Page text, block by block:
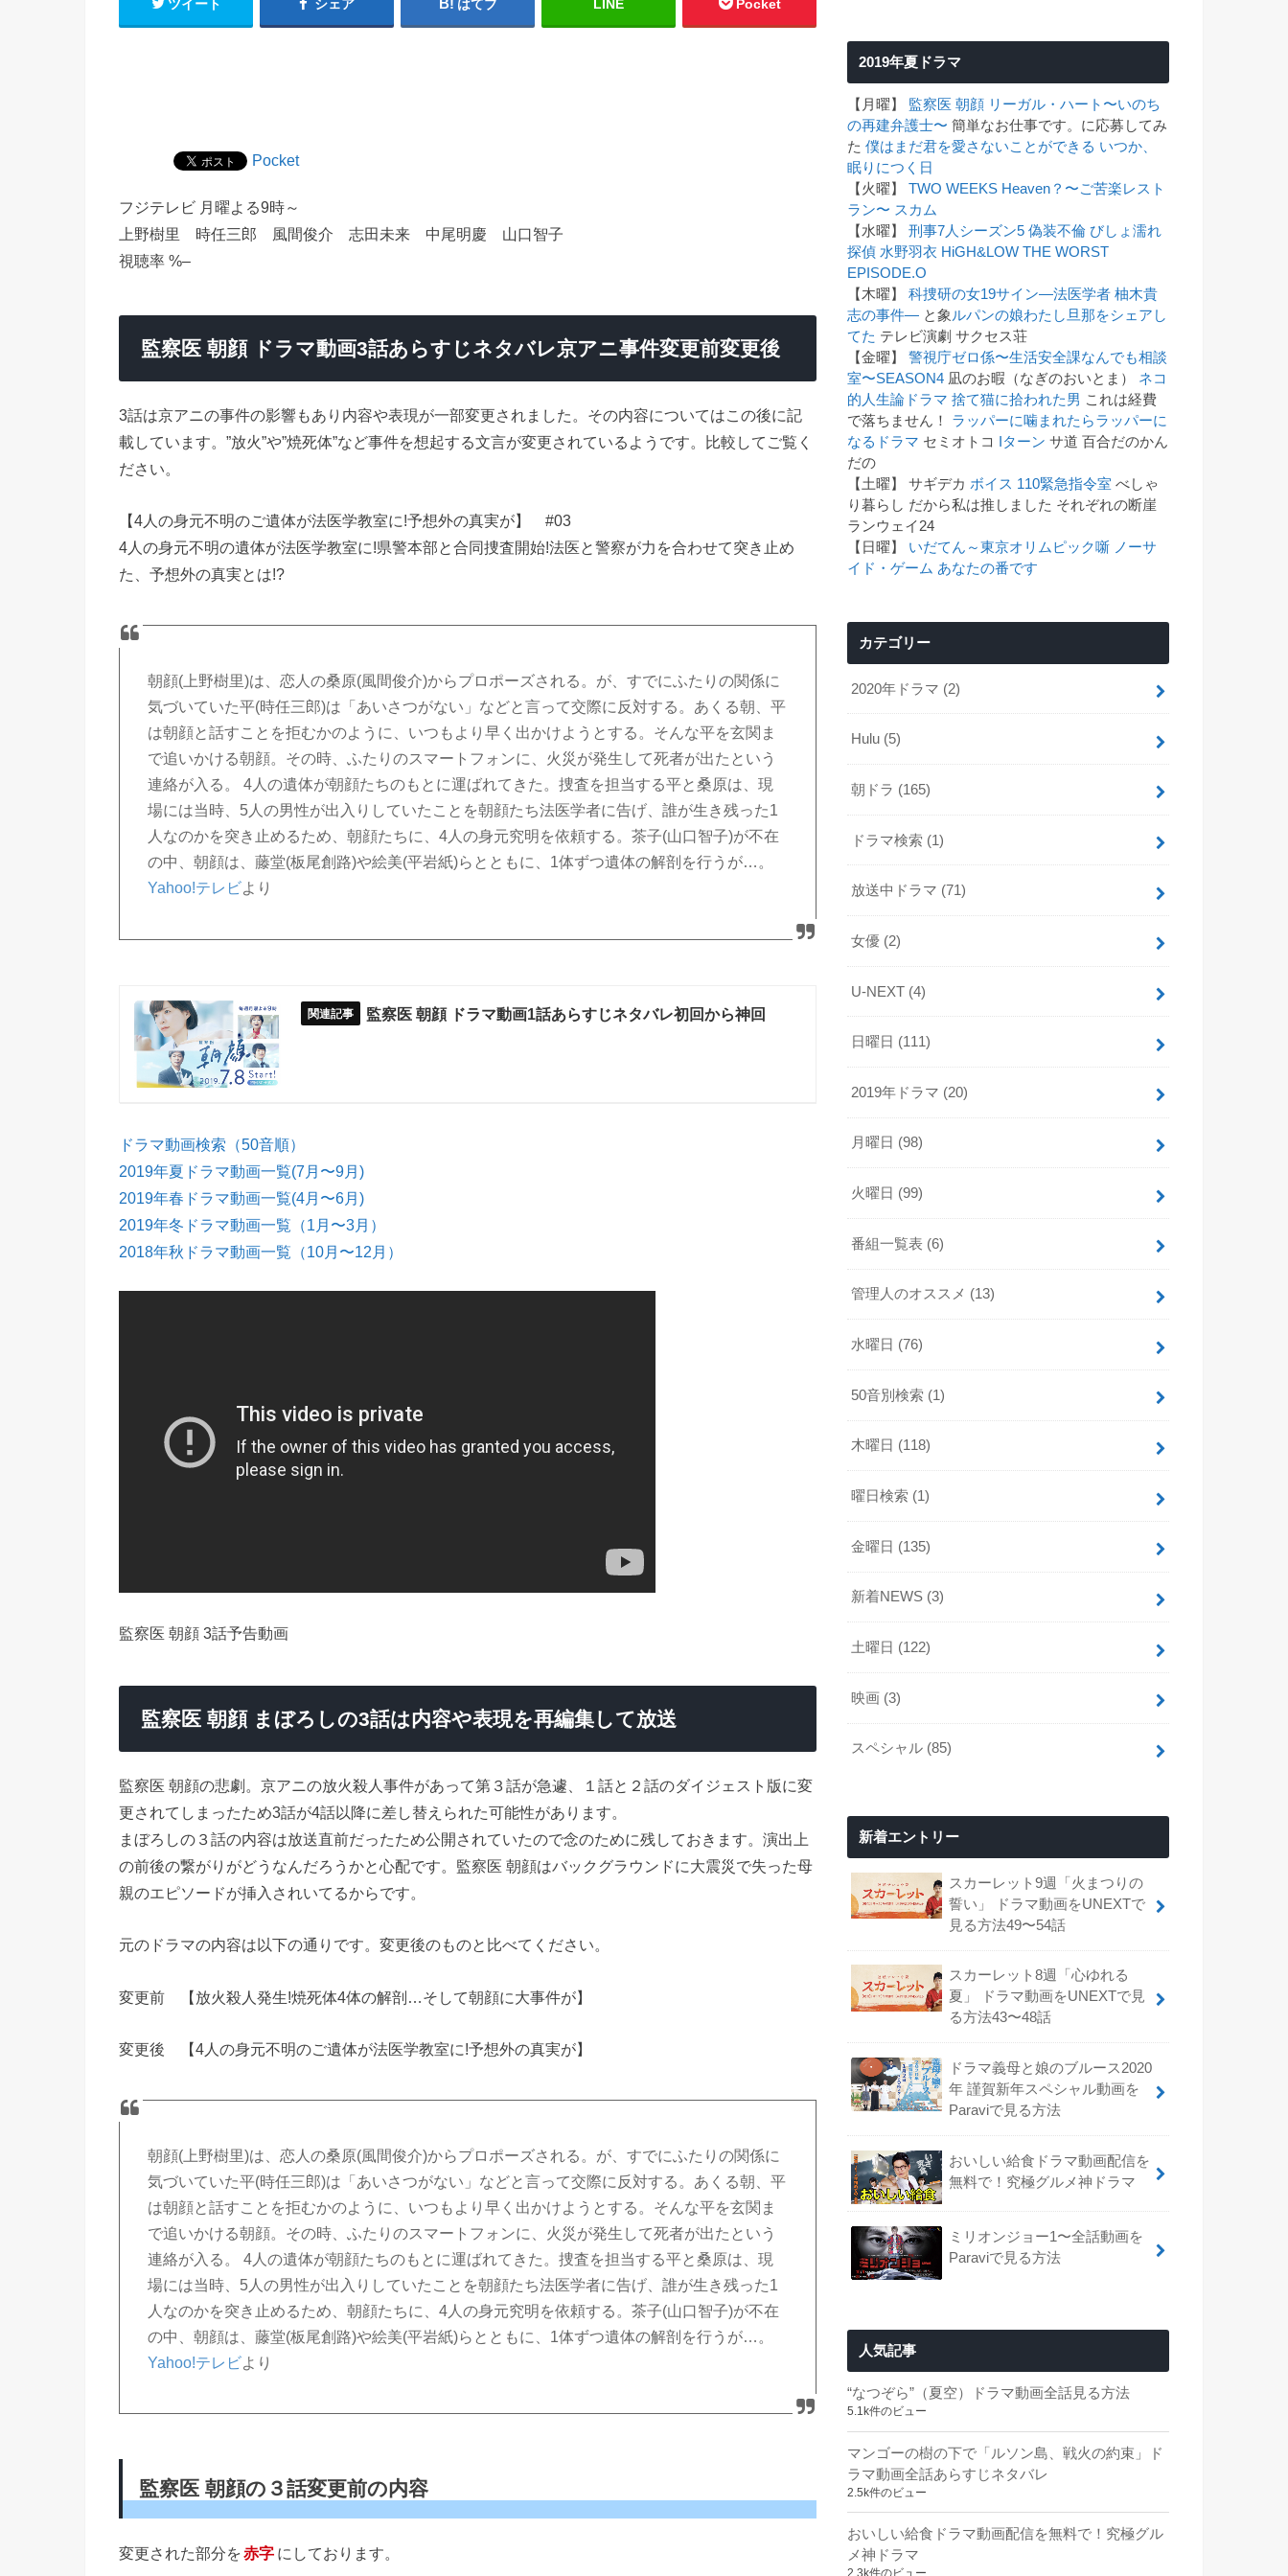
ツイート シェア はてブ LINE Pocket
Pocket
フジテレビ 月曜よる9時～
上野樹里 時任三郎 風間俊介 志田未来 中尾明慶 山口智子
視聴率 %–
監察医 朝顔 ドラマ動画3話あらすじネタバレ京アニ事件変更前変更後
3話は京アニの事件の影響もあり内容や表現が一部変更されました。その内容についてはこの後に記
載しています。”放火”や”焼死体”など事件を想起する文言が変更されているようです。比較してご覧く
ださい。
【4人の身元不明のご遺体が法医学教室に!予想外の真実が】 #03
4人の身元不明の遺体が法医学教室に!県警本部と合同捜査開始!法医と警察が力を合わせて突き止め
た、予想外の真実とは!?
朝顔(上野樹里)は、恋人の桑原(風間俊介)からプロポーズされる。が、すでにふたりの関係に
気づいていた平(時任三郎)は「あいさつがない」などと言って交際に反対する。あくる朝、平
は朝顔と話すことを拒むかのように、いつもより早く出かけようとする。そんな平を玄関ま
で追いかける朝顔。その時、ふたりのスマートフォンに、火災が発生して死者が出たという
連絡が入る。 4人の遺体が朝顔たちのもとに運ばれてきた。捜査を担当する平と桑原は、現
場には当時、5人の男性が出入りしていたことを朝顔たち法医学者に告げ、誰が生き残った1
人なのかを突き止めるため、朝顔たちに、4人の身元究明を依頼する。茶子(山口智子)が不在
の中、朝顔は、藤堂(板尾創路)や絵美(平岩紙)らとともに、1体ずつ遺体の解剖を行うが…。
Yahoo!テレビより
監察医 朝顔 ドラマ動画1話あらすじネタバレ初回から神回
ドラマ動画検索（50音順）
2019年夏ドラマ動画一覧(7月〜9月)
2019年春ドラマ動画一覧(4月〜6月)
2019年冬ドラマ動画一覧（1月〜3月）
2018年秋ドラマ動画一覧（10月〜12月）
監察医 朝顔 3話予告動画
監察医 朝顔 まぼろしの3話は内容や表現を再編集して放送
監察医 朝顔の悲劇。京アニの放火殺人事件があって第３話が急遽、１話と２話のダイジェスト版に変
更されてしまったため3話が4話以降に差し替えられた可能性があります。
まぼろしの３話の内容は放送直前だったため公開されていたので念のために残しておきます。演出上
の前後の繋がりがどうなんだろうかと心配です。監察医 朝顔はバックグラウンドに大震災で失った母
親のエピソードが挿入されいてるからです。
元のドラマの内容は以下の通りです。変更後のものと比べてください。
変更前 【放火殺人発生!焼死体4体の解剖…そして朝顔に大事件が】
変更後 【4人の身元不明のご遺体が法医学教室に!予想外の真実が】
朝顔(上野樹里)は、恋人の桑原(風間俊介)からプロポーズされる。が、すでにふたりの関係に
気づいていた平(時任三郎)は「あいさつがない」などと言って交際に反対する。あくる朝、平
は朝顔と話すことを拒むかのように、いつもより早く出かけようとする。そんな平を玄関ま
で追いかける朝顔。その時、ふたりのスマートフォンに、火災が発生して死者が出たという
連絡が入る。 4人の遺体が朝顔たちのもとに運ばれてきた。捜査を担当する平と桑原は、現
場には当時、5人の男性が出入りしていたことを朝顔たち法医学者に告げ、誰が生き残った1
人なのかを突き止めるため、朝顔たちに、4人の身元究明を依頼する。茶子(山口智子)が不在
の中、朝顔は、藤堂(板尾創路)や絵美(平岩紙)らとともに、1体ずつ遺体の解剖を行うが…。
Yahoo!テレビより
監察医 朝顔の３話変更前の内容
変更された部分を赤字 にしております。
2019年夏ドラマ
【月曜】 監察医 朝顔 リーガル・ハート〜いのち
の再建弁護士〜 簡単なお仕事です。に応募してみ
た 僕はまだ君を愛さないことができる いつか、
眠りにつく日
【火曜】 TWO WEEKS Heaven？〜ご苦楽レスト
ラン〜 スカム
【水曜】 刑事7人シーズン5 偽装不倫 びしょ濡れ
探偵 水野羽衣 HiGH&LOW THE WORST
EPISODE.O
【木曜】 科捜研の女19サイン―法医学者 柚木貴
志の事件― と象 ルパンの娘わたし旦那をシェアし
てた テレビ演劇 サクセス荘
【金曜】 警視庁ゼロ係〜生活安全課なんでも相談
室〜SEASON4 凪のお暇（なぎのおいとま） ネコ
的人生論ドラマ 捨て猫に拾われた男 これは経費
で落ちません！ ラッパーに噛まれたらラッパーに
なるドラマ セミオトコ Iターン サ道 百合だのかん
だの
【土曜】 サギデカ ボイス 110緊急指令室 べしゃ
り暮らし だから私は推しました それぞれの断崖
ランウェイ24
【日曜】 いだてん～東京オリムピック噺 ノーサ
イド・ゲーム あなたの番です
カテゴリー
2020年ドラマ (2)
Hulu (5)
朝ドラ (165)
ドラマ検索 (1)
放送中ドラマ (71)
女優 (2)
U-NEXT (4)
日曜日 (111)
2019年ドラマ (20)
月曜日 (98)
火曜日 (99)
番組一覧表 (6)
管理人のオススメ (13)
水曜日 (76)
50音別検索 (1)
木曜日 (118)
曜日検索 (1)
金曜日 (135)
新着NEWS (3)
土曜日 (122)
映画 (3)
スペシャル (85)
新着エントリー
スカーレット9週「火まつりの
誓い」 ドラマ動画をUNEXTで
見る方法49〜54話
スカーレット8週「心ゆれる
夏」 ドラマ動画をUNEXTで見
る方法43〜48話
ドラマ義母と娘のブルース2020
年 謹賀新年スペシャル動画を
Paraviで見る方法
おいしい給食ドラマ動画配信を
無料で！究極グルメ神ドラマ
ミリオンジョー1〜全話動画を
Paraviで見る方法
人気記事
“なつぞら”（夏空）ドラマ動画全話見る方法
5.1k件のビュー
マンゴーの樹の下で「ルソン島、戦火の約束」ド
ラマ動画全話あらすじネタバレ
2.5k件のビュー
おいしい給食ドラマ動画配信を無料で！究極グル
メ神ドラマ
2.3k件のビュー